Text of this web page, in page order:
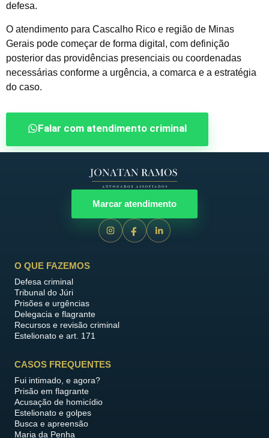
defesa.
O atendimento para Cascalho Rico e região de Minas
Gerais pode começar de forma digital, com definição
posterior das providências presenciais ou coordenadas
necessárias conforme a urgência, a comarca e a estratégia
do caso.
Falar com atendimento criminal
Marcar atendimento
O QUE FAZEMOS
Defesa criminal
Tribunal do Júri
Prisões e urgências
Delegacia e flagrante
Recursos e revisão criminal
Estelionato e art. 171
CASOS FREQUENTES
Fui intimado, e agora?
Prisão em flagrante
Acusação de homicídio
Estelionato e golpes
Busca e apreensão
Maria da Penha